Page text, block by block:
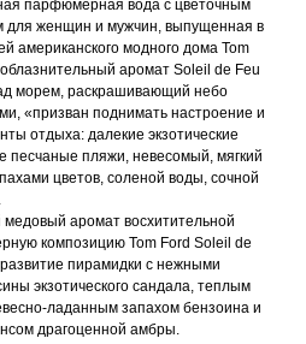
парфюмерная вода с цветочным
для женщин и мужчин, выпущенная в
американского модного дома Tom
аромат Soleil de Feu
морем, раскрашивающий небо
«призван поднимать настроение и
отдыха: далекие экзотические
песчаные пляжи, невесомый, мягкий
цветов, соленой воды, сочной
аромат восхитительной
композицию Tom Ford Soleil de
пирамидки с нежными
экзотического сандала, теплым
ладанным запахом бензоина и
драгоценной амбры.